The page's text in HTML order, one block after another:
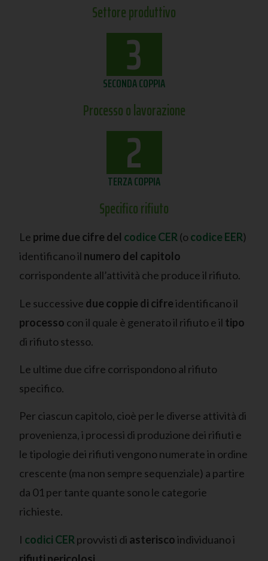
Settore produttivo
3
SECONDA COPPIA
Processo o lavorazione
2
TERZA COPPIA
Specifico rifiuto
Le prime due cifre del codice CER (ocodice EER)
identificano il numero del capitolo
corrispondente all’attività che produce il rifiuto.
Le successive due coppie di cifreidentificano il
processo con il quale è generato il rifiuto e il tipo
di rifiuto stesso.
Le ultime due cifre corrispondono al rifiuto
specifico.
Per ciascun capitolo, cioè per le diverse attività di
provenienza, i processi di produzione dei rifiuti e
le tipologie dei rifiuti vengono numerate in ordine
crescente (ma non sempre sequenziale) a partire
da 01 per tante quante sono le categorie
richieste.
I codici CER provvisti di asteriscoindividuano i